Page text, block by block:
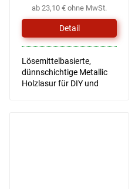
ab 23,10 € ohne MwSt.
Detail
Lösemittelbasierte,
dünnschichtige Metallic
Holzlasur für DIY und